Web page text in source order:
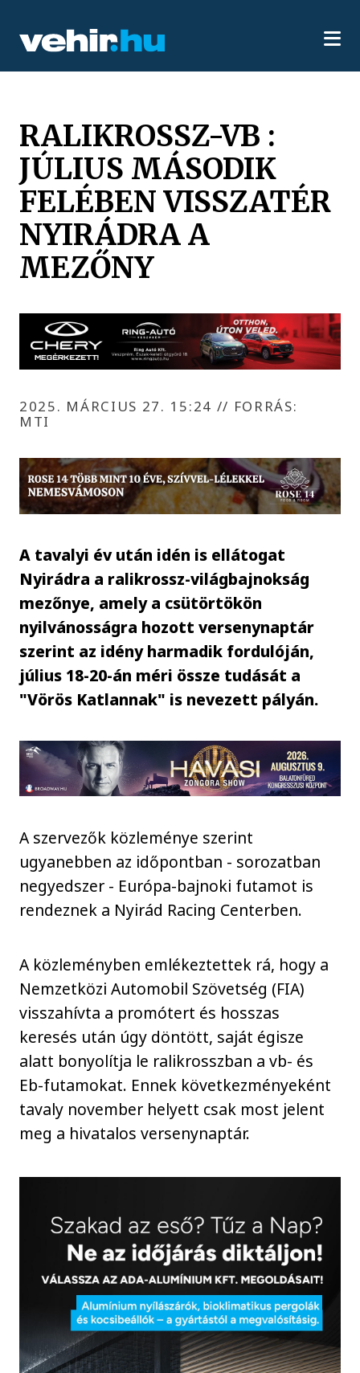
RALIKROSSZ-VB :
JÚLIUS MÁSODIK
FELÉBEN VISSZATÉR
NYIRÁDRA A
MEZŐNY
2025. MÁRCIUS 27. 15:24 // FORRÁS:
MTI
A tavalyi év után idén is ellátogat
Nyirádra a ralikrossz-világbajnokság
mezőnye, amely a csütörtökön
nyilvánosságra hozott versenynaptár
szerint az idény harmadik fordulóján,
július 18-20-án méri össze tudását a
"Vörös Katlannak" is nevezett pályán.
A szervezők közleménye szerint
ugyanebben az időpontban - sorozatban
negyedszer - Európa-bajnoki futamot is
rendeznek a Nyirád Racing Centerben.
A közleményben emlékeztettek rá, hogy a
Nemzetközi Automobil Szövetség (FIA)
visszahívta a promótert és hosszas
keresés után úgy döntött, saját égisze
alatt bonyolítja le ralikrosszban a vb- és
Eb-futamokat. Ennek következményeként
tavaly november helyett csak most jelent
meg a hivatalos versenynaptár.